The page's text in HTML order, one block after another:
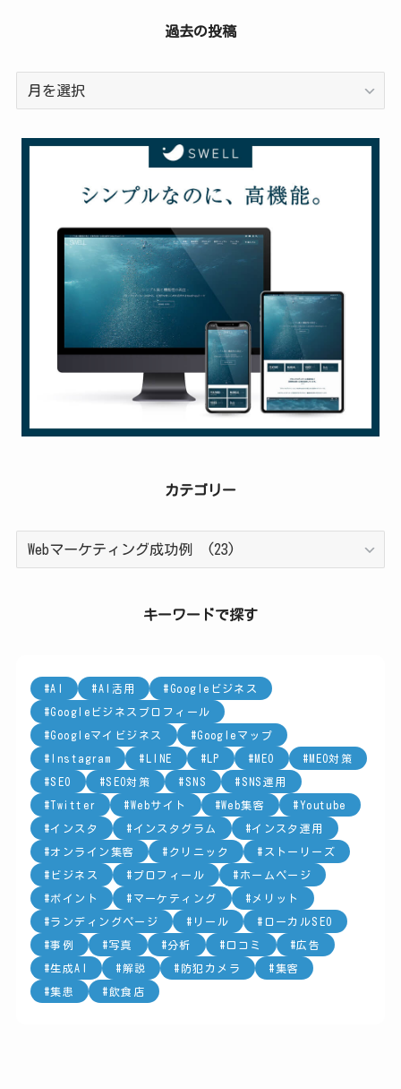
過去の投稿
投
カテゴリー
カ
キーワードで探す
AI AI活用 Googleビジネス
Googleビジネスプロフィール
Googleマイビジネス Googleマップ
Instagram LINE LP MEO MEO対策
SEO SEO対策 SNS SNS運用
Twitter Webサイト Web集客 Youtube
インスタ インスタグラム インスタ運用
オンライン集客 クリニック ストーリーズ
ビジネス プロフィール ホームページ
ポイント マーケティング メリット
ランディングページ リール ローカルSEO
事例 写真 分析 口コミ 広告
生成AI 解説 防犯カメラ 集客
集患 飲食店